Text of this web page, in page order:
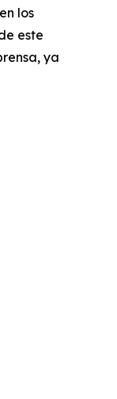
los
este
ya